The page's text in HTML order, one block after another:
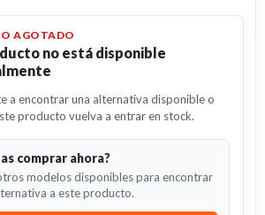
AGOTADO
no está disponible
a encontrar una alternativa disponible o
producto vuelva a entrar en stock.
comprar ahora?
modelos disponibles para encontrar
a este producto.